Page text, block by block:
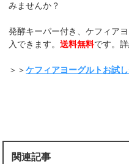
みませんか？
発酵キーパー付き、ケフィア
入できます。送料無料です。
＞＞ケフィアヨーグルトお試
関連記事